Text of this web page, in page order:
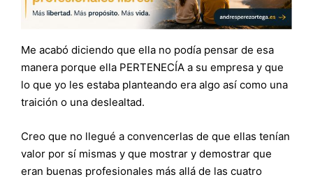
Me acabó diciendo que ella no podía pensar de esa
manera porque ella PERTENECÍA a su empresa y que
lo que yo les estaba planteando era algo así como una
traición o una deslealtad.
Creo que no llegué a convencerlas de que ellas tenían
valor por sí mismas y que mostrar y demostrar que
eran buenas profesionales más allá de las cuatro